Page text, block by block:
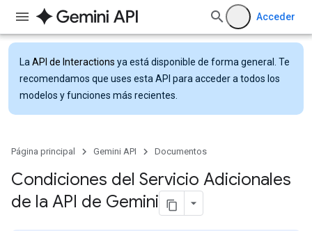
Acceder
La API de Interactions ya está disponible de forma general. Te
recomendamos que uses esta API para acceder a todos los
modelos y funciones más recientes.
Página principal Gemini API Documentos
Condiciones del Servicio Adicionales
de la API de Gemini